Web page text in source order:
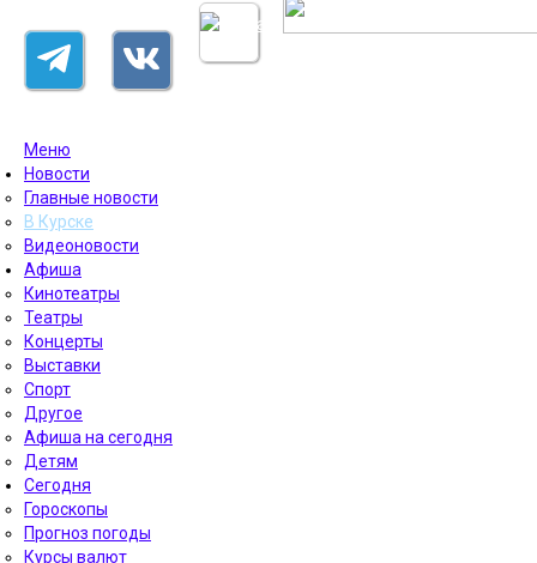
Меню
Новости
Главные новости
В Курске
Видеоновости
Афиша
Кинотеатры
Театры
Концерты
Выставки
Спорт
Другое
Афиша на сегодня
Детям
Сегодня
Гороскопы
Прогноз погоды
Курсы валют